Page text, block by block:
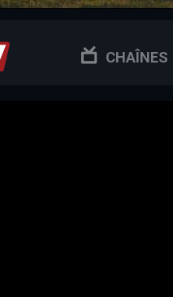
CHAÎNES